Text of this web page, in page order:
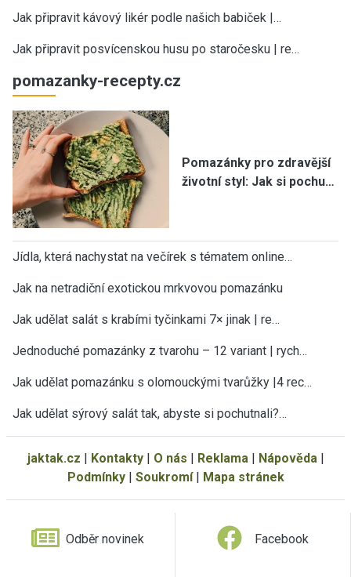
Jak připravit kávový likér podle našich babiček |…
Jak připravit posvícenskou husu po staročesku | re…
pomazanky-recepty.cz
Pomazánky pro zdravější
životní styl: Jak si pochu…
Jídla, která nachystat na večírek s tématem online…
Jak na netradiční exotickou mrkvovou pomazánku
Jak udělat salát s krabími tyčinkami 7× jinak | re…
Jednoduché pomazánky z tvarohu – 12 variant | rych…
Jak udělat pomazánku s olomouckými tvarůžky |4 rec…
Jak udělat sýrový salát tak, abyste si pochutnali?…
jaktak.cz Kontakty| O nás Reklama| Nápověda|
Podmínky| Soukromí| Mapa stránek
Odběr novinek Facebook